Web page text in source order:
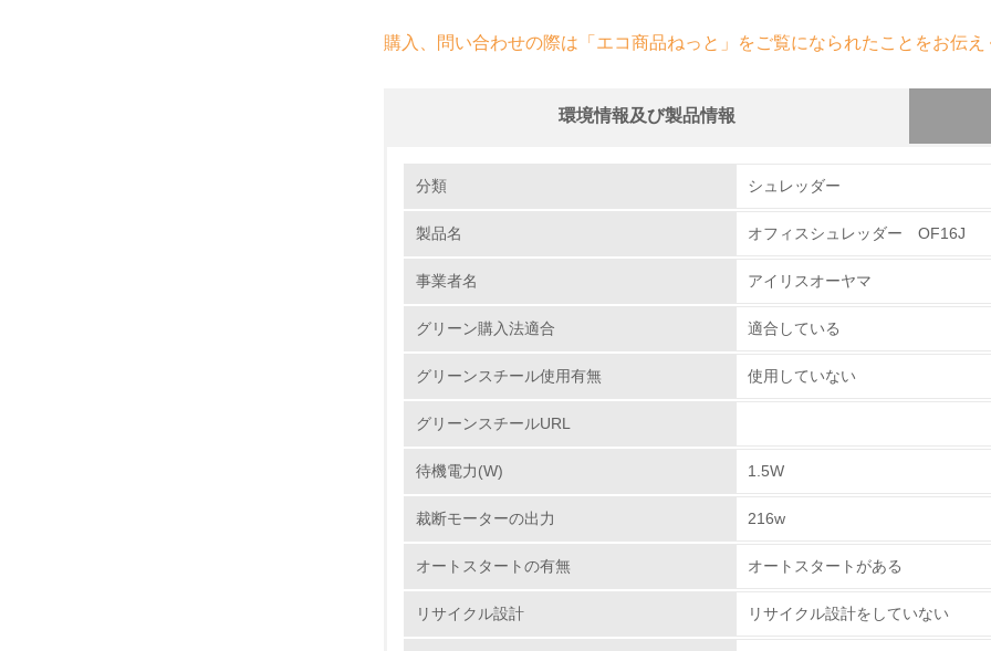
購入、問い合わせの際は「エコ商品ねっと」をご覧になられたことをお伝え
環境情報及び製品情報
1.環境取り組み体制
No. チェック項目
レベル2
分類 シュレッダー
製品名 オフィスシュレッダー OF16J
事業者名 アイリスオーヤマ
グリーン購入法適合 適合している
グリーンスチール使用有無 使用していない
グリーンスチールURL
待機電力(W) 1.5W
裁断モーターの出力 216w
オートスタートの有無 オートスタートがある
リサイクル設計 リサイクル設計をしていない